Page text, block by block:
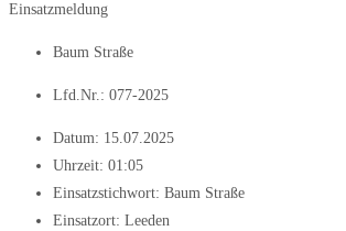
Einsatzmeldung
Baum Straße
Lfd.Nr.: 077-2025
Datum: 15.07.2025
Uhrzeit: 01:05
Einsatzstichwort: Baum Straße
Einsatzort: Leeden